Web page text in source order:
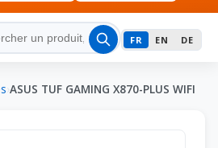
FR EN DE
ASUS TUF GAMING X870-PLUS WIFI